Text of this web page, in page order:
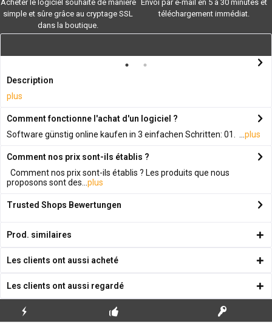
Acheter le logiciel souhaité de manière
simple et sûre grâce au cryptage SSL
dans la boutique.
Envoi par e-mail en 5 à 30 minutes et
téléchargement immédiat.
Description
plus
Comment fonctionne l'achat d'un logiciel ?
Software günstig online kaufen in 3 einfachen Schritten: 01. ... plus
Comment nos prix sont-ils établis ?
Comment nos prix sont-ils établis ? Les produits que nous
proposons sont des... plus
Trusted Shops Bewertungen
Prod. similaires
Les clients ont aussi acheté
Les clients ont aussi regardé